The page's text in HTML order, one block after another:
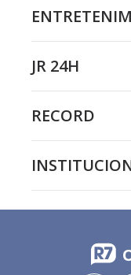
JR 24H
RECORD